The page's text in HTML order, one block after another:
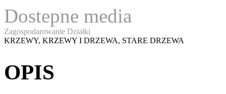
Dostepne media
Zagospodarowanie Działki
KRZEWY, KRZEWY I DRZEWA, STARE DRZEWA
OPIS